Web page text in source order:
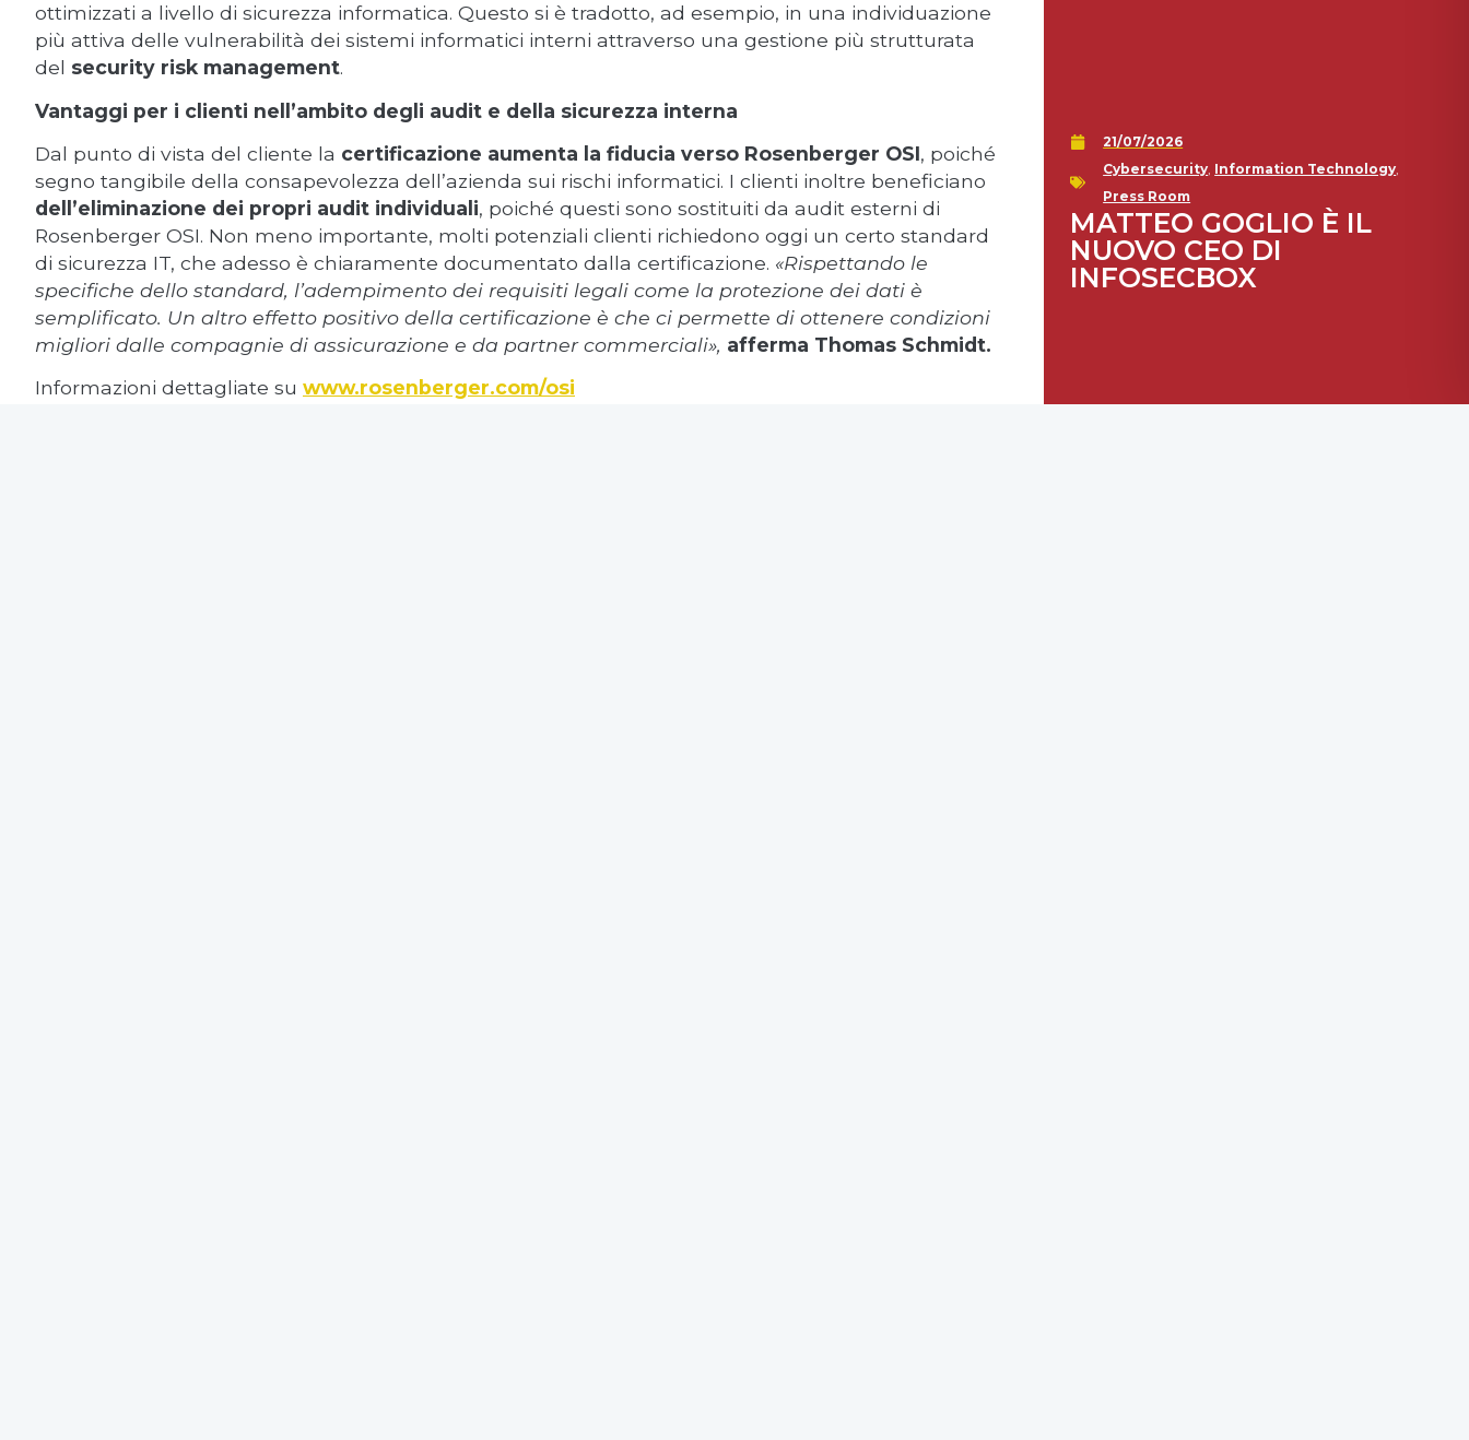
ottimizzati a livello di sicurezza informatica. Questo si è tradotto, ad esempio, in una individuazione
più attiva delle vulnerabilità dei sistemi informatici interni attraverso una gestione più strutturata
del security risk management.
Vantaggi per i clienti nell’ambito degli audit e della sicurezza interna
Dal punto di vista del cliente la certificazione aumenta la fiducia verso Rosenberger OSI, poiché
segno tangibile della consapevolezza dell’azienda sui rischi informatici. I clienti inoltre beneficiano
dell’eliminazione dei propri audit individuali, poiché questi sono sostituiti da audit esterni di
Rosenberger OSI. Non meno importante, molti potenziali clienti richiedono oggi un certo standard
di sicurezza IT, che adesso è chiaramente documentato dalla certificazione. «Rispettando le
specifiche dello standard, l’adempimento dei requisiti legali come la protezione dei dati è
semplificato. Un altro effetto positivo della certificazione è che ci permette di ottenere condizioni
migliori dalle compagnie di assicurazione e da partner commerciali», afferma Thomas Schmidt.
Informazioni dettagliate su www.rosenberger.com/osi
21/07/2026
Cybersecurity, Information Technology,
Press Room
MATTEO GOGLIO È IL
NUOVO CEO DI
INFOSECBOX